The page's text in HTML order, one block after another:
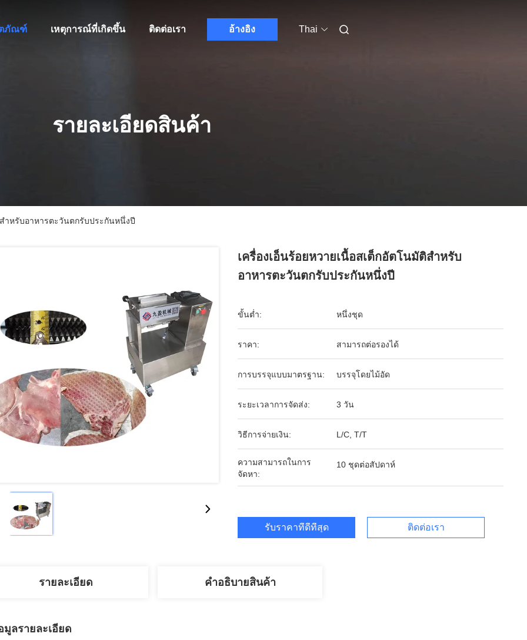
ภัณฑ์ เหตุการณ์ที่เกิดขึ้น ติดต่อเรา อ้างอิง Thai
รายละเอียดสินค้า
ำหรับอาหารตะวันตกรับประกันหนึ่งปี
เครื่องเอ็นร้อยหวายเนื้อสเต็กอัตโนมัติสำหรับ
อาหารตะวันตกรับประกันหนึ่งปี
ขั้นต่ำ: หนึ่งชุด
ราคา: สามารถต่อรองได้
การบรรจุแบบมาตรฐาน: บรรจุโดยไม้อัด
ระยะเวลาการจัดส่ง: 3 วัน
วิธีการจ่ายเงิน: L/C, T/T
ความสามารถในการ
จัดหา:
10 ชุดต่อสัปดาห์
รับราคาที่ดีที่สุด ติดต่อเรา
รายละเอียด คําอธิบายสินค้า
มูลรายละเอียด